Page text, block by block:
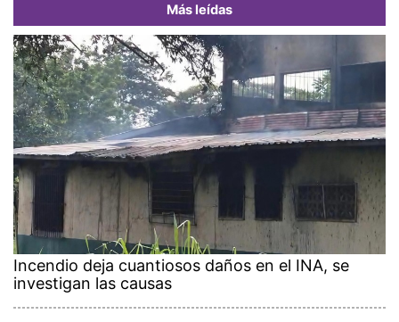
Más leídas
Incendio deja cuantiosos daños en el INA, se
investigan las causas